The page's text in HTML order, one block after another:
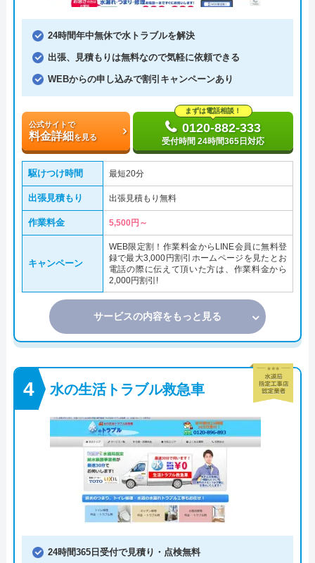
24時間年中無休で水トラブルを解決
出張、見積もりは無料なので気軽に依頼できる
WEBからの申し込みで割引キャンペーンあり
公式サイトで
料金詳細を見る
まずは電話相談！
0120-882-333
受付時間 24時間365日対応
駆けつけ時間 最短20分
出張見積もり 出張見積もり無料
作業料金 5,500円～
キャンペーン
WEB限定割！作業料金からLINE会員に無料登
録で最大3,000円割引ホームページを見たとお
電話の際に伝えて頂いた方は、作業料金から
2,000円割引!
サービスの内容をもっと見る
水の生活トラブル救急車
24時間365日受付で見積り・点検無料